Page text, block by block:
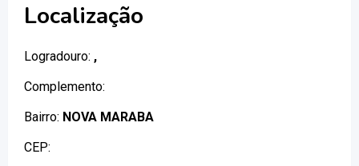
Localização
Logradouro: ,
Complemento:
Bairro: NOVA MARABA
CEP: